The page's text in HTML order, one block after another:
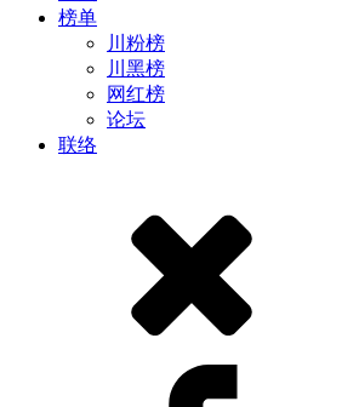
榜单
川粉榜
川黑榜
网红榜
论坛
联络